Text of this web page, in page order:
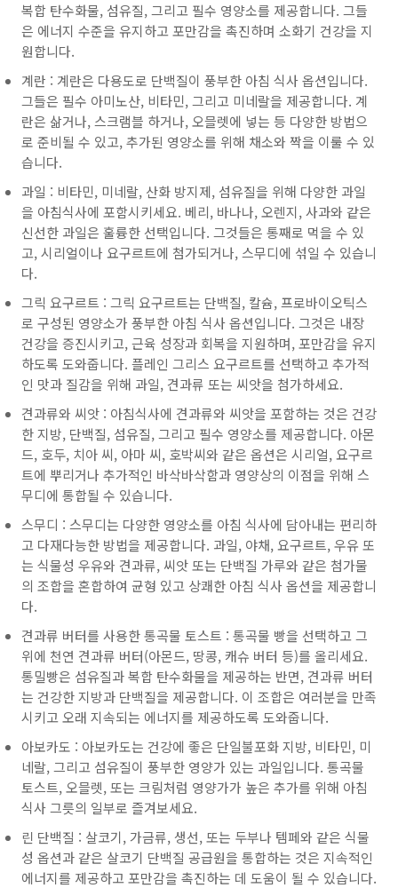
복합 탄수화물, 섬유질, 그리고 필수 영양소를 제공합니다. 그들
은 에너지 수준을 유지하고 포만감을 촉진하며 소화기 건강을 지
원합니다.
계란 : 계란은 다용도로 단백질이 풍부한 아침 식사 옵션입니다.
그들은 필수 아미노산, 비타민, 그리고 미네랄을 제공합니다. 계
란은 삶거나, 스크램블 하거나, 오믈렛에 넣는 등 다양한 방법으
로 준비될 수 있고, 추가된 영양소를 위해 채소와 짝을 이룰 수 있
습니다.
과일 : 비타민, 미네랄, 산화 방지제, 섬유질을 위해 다양한 과일
을 아침식사에 포함시키세요. 베리, 바나나, 오렌지, 사과와 같은
신선한 과일은 훌륭한 선택입니다. 그것들은 통째로 먹을 수 있
고, 시리얼이나 요구르트에 첨가되거나, 스무디에 섞일 수 있습니
다.
그릭 요구르트 : 그릭 요구르트는 단백질, 칼슘, 프로바이오틱스
로 구성된 영양소가 풍부한 아침 식사 옵션입니다. 그것은 내장
건강을 증진시키고, 근육 성장과 회복을 지원하며, 포만감을 유지
하도록 도와줍니다. 플레인 그리스 요구르트를 선택하고 추가적
인 맛과 질감을 위해 과일, 견과류 또는 씨앗을 첨가하세요.
견과류와 씨앗 : 아침식사에 견과류와 씨앗을 포함하는 것은 건강
한 지방, 단백질, 섬유질, 그리고 필수 영양소를 제공합니다. 아몬
드, 호두, 치아 씨, 아마 씨, 호박씨와 같은 옵션은 시리얼, 요구르
트에 뿌리거나 추가적인 바삭바삭함과 영양상의 이점을 위해 스
무디에 통합될 수 있습니다.
스무디 : 스무디는 다양한 영양소를 아침 식사에 담아내는 편리하
고 다재다능한 방법을 제공합니다. 과일, 야채, 요구르트, 우유 또
는 식물성 우유와 견과류, 씨앗 또는 단백질 가루와 같은 첨가물
의 조합을 혼합하여 균형 있고 상쾌한 아침 식사 옵션을 제공합니
다.
견과류 버터를 사용한 통곡물 토스트 : 통곡물 빵을 선택하고 그
위에 천연 견과류 버터(아몬드, 땅콩, 캐슈 버터 등)를 올리세요.
통밀빵은 섬유질과 복합 탄수화물을 제공하는 반면, 견과류 버터
는 건강한 지방과 단백질을 제공합니다. 이 조합은 여러분을 만족
시키고 오래 지속되는 에너지를 제공하도록 도와줍니다.
아보카도 : 아보카도는 건강에 좋은 단일불포화 지방, 비타민, 미
네랄, 그리고 섬유질이 풍부한 영양가 있는 과일입니다. 통곡물
토스트, 오믈렛, 또는 크림처럼 영양가가 높은 추가를 위해 아침
식사 그릇의 일부로 즐겨보세요.
린 단백질 : 살코기, 가금류, 생선, 또는 두부나 템페와 같은 식물
성 옵션과 같은 살코기 단백질 공급원을 통합하는 것은 지속적인
에너지를 제공하고 포만감을 촉진하는 데 도움이 될 수 있습니다.